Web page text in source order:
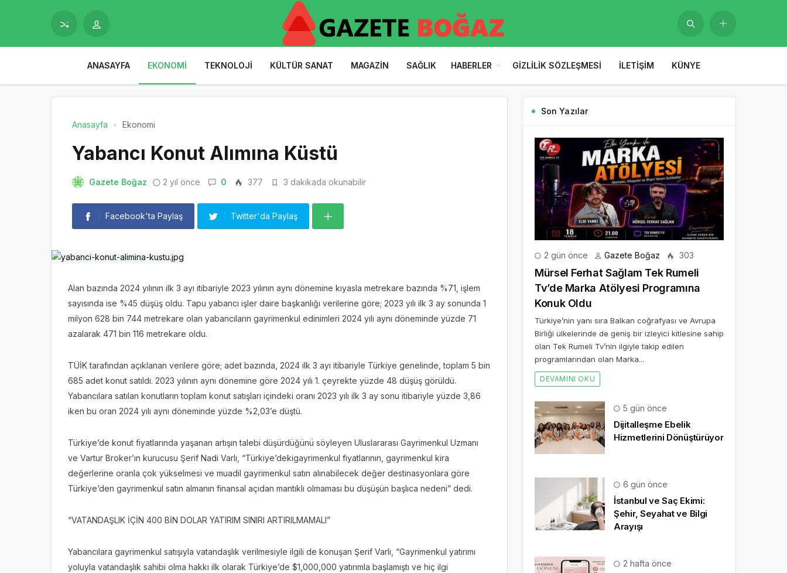
ANASAYFA EKONOMI TEKNOLOJI KÜLTÜR SANAT MAGAZIN SAĞLIK HABERLER GIZLILIK SÖZLEŞMESI İLETIŞIM KÜNYE
Anasayfa Ekonomi
Yabancı Konut Alımına Küstü
Gazete Boğaz 2 yıl önce 0 377 3 dakikada okunabilir
Facebook'ta Paylaş Twitter'da Paylaş
Alan bazında 2024 yılının ilk 3 ayı itibariyle 2023 yılının aynı dönemine kıyasla metrekare bazında %71, işlem
sayısında ise %45 düşüş oldu. Tapu yabancı işler daire başkanlığı verilerine göre; 2023 yılı ilk 3 ay sonunda 1
milyon 628 bin 744 metrekare olan yabancıların gayrimenkul edinimleri 2024 yılı aynı döneminde yüzde 71
azalarak 471 bin 116 metrekare oldu.
TÜİK tarafından açıklanan verilere göre; adet bazında, 2024 ilk 3 ayı itibariyle Türkiye genelinde, toplam 5 bin
685 adet konut satıldı. 2023 yılının aynı dönemine göre 2024 yılı 1. çeyrekte yüzde 48 düşüş görüldü.
Yabancılara satılan konutların toplam konut satışları içindeki oranı 2023 yılı ilk 3 ay sonu itibariyle yüzde 3,86
iken bu oran 2024 yılı aynı döneminde yüzde %2,03’e düştü.
Türkiye’de konut fiyatlarında yaşanan artışın talebi düşürdüğünü söyleyen Uluslararası Gayrimenkul Uzmanı
ve Vartur Broker’ın kurucusu Şerif Nadi Varlı, “Türkiye’dekigayrimenkul fiyatlarının, gayrimenkul kira
değerlerine oranla çok yükselmesi ve muadil gayrimenkul satın alınabilecek değer destinasyonlara göre
Türkiye’den gayrimenkul satın almanın finansal açıdan mantıklı olmaması bu düşüşün başlıca nedeni” dedi.
“VATANDAŞLIK İÇİN 400 BİN DOLAR YATIRIM SINIRI ARTIRILMAMALI”
Yabancılara gayrimenkul satışıyla vatandaşlık verilmesiyle ilgili de konuşan Şerif Varlı, “Gayrimenkul yatırımı
yoluyla vatandaşlık sahibi olma hakkı ilk olarak Türkiye’de $1,000,000 yatırımla başlamıştı ve hiç ilgi
Son Yazılar
2 gün önce Gazete Boğaz 303
Mürsel Ferhat Sağlam Tek Rumeli
Tv’de Marka Atölyesi Programına
Konuk Oldu
Türkiye’nin yanı sıra Balkan coğrafyası ve Avrupa
Birliği ülkelerinde de geniş bir izleyici kitlesine sahip
olan Tek Rumeli Tv’nin ilgiyle takip edilen
programlarından olan Marka...
DEVAMINI OKU
5 gün önce
Dijitalleşme Ebelik
Hizmetlerini Dönüştürüyor
6 gün önce
İstanbul ve Saç Ekimi:
Şehir, Seyahat ve Bilgi
Arayışı
2 hafta önce